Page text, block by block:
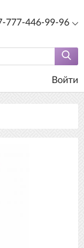
777-446-99-96
Войти